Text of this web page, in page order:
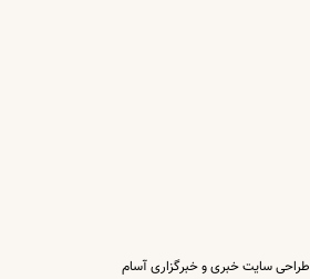
طراحی سایت خبری و خبرگزاری آسام